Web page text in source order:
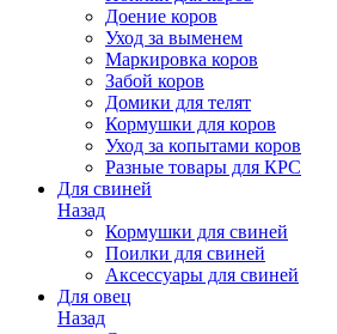
Доение коров
Уход за выменем
Маркировка коров
Забой коров
Домики для телят
Кормушки для коров
Уход за копытами коров
Разные товары для КРС
Для свиней
Назад
Кормушки для свиней
Поилки для свиней
Аксессуары для свиней
Для овец
Назад